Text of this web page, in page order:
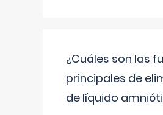
¿Cuáles son las
principales de
de líquido